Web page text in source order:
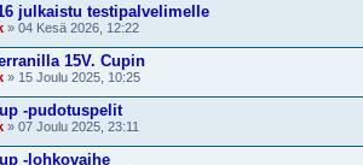
julkaistu testipalvelimelle
» 04 Kesä 2026, 12:22
15V. Cupin
» 15 Joulu 2025, 10:25
-pudotuspelit
» 07 Joulu 2025, 23:11
-lohkovaihe